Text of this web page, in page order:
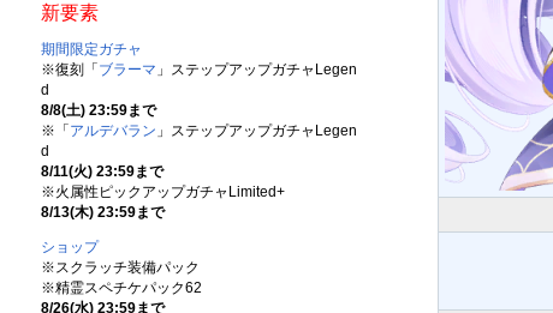
新要素
期間限定ガチャ
※復刻「 ブラーマ 」ステップアップガチャLegen
d
8/8(土) 23:59まで
※「 アルデバラン 」ステップアップガチャLegen
d
8/11(火) 23:59まで
※火属性ピックアップガチャLimited+
8/13(木) 23:59まで
ショップ
※スクラッチ装備パック
※精霊スペチケパック62
8/26(水) 23:59まで